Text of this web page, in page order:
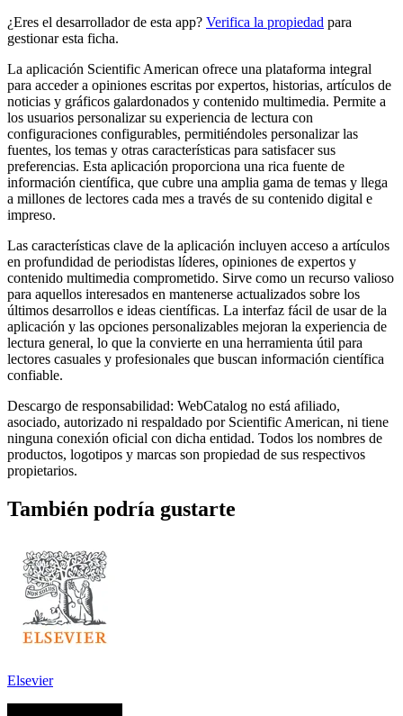
¿Eres el desarrollador de esta app? Verifica la propiedad para
gestionar esta ficha.
La aplicación Scientific American ofrece una plataforma integral
para acceder a opiniones escritas por expertos, historias, artículos de
noticias y gráficos galardonados y contenido multimedia. Permite a
los usuarios personalizar su experiencia de lectura con
configuraciones configurables, permitiéndoles personalizar las
fuentes, los temas y otras características para satisfacer sus
preferencias. Esta aplicación proporciona una rica fuente de
información científica, que cubre una amplia gama de temas y llega
a millones de lectores cada mes a través de su contenido digital e
impreso.
Las características clave de la aplicación incluyen acceso a artículos
en profundidad de periodistas líderes, opiniones de expertos y
contenido multimedia comprometido. Sirve como un recurso valioso
para aquellos interesados ​​en mantenerse actualizados sobre los
últimos desarrollos e ideas científicas. La interfaz fácil de usar de la
aplicación y las opciones personalizables mejoran la experiencia de
lectura general, lo que la convierte en una herramienta útil para
lectores casuales y profesionales que buscan información científica
confiable.
Descargo de responsabilidad: WebCatalog no está afiliado,
asociado, autorizado ni respaldado por Scientific American, ni tiene
ninguna conexión oficial con dicha entidad. Todos los nombres de
productos, logotipos y marcas son propiedad de sus respectivos
propietarios.
También podría gustarte
Elsevier